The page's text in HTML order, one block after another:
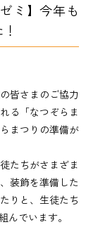
ミ】今年も
皆さまのご協力
る「なつぞらま
まつりの準備が
たちがさまざま
装飾を準備した
りと、生徒たち
んでいます。